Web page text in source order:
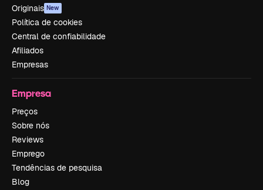
Originais New
Política de cookies
Central de confiabilidade
Afiliados
Empresas
Empresa
Preços
Sobre nós
Reviews
Emprego
Tendências de pesquisa
Blog